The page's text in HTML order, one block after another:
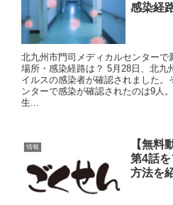
感染経
北九州市門司メディカルセンターで
場所・感染経路は？ 5月28日、北九
イルスの感染者が確認されました
ンターで感染が確認されたのは9人
生...
情報
【無料
第4話
方法を